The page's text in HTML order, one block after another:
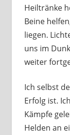
Heiltränke
Beine
liegen.
uns im
weiter
Ich selbst
Erfolg ist.
Kämpfe
Helden an